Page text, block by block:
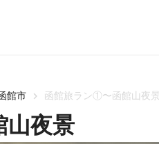
館市 函館旅ラン①〜函館山夜景
夜景